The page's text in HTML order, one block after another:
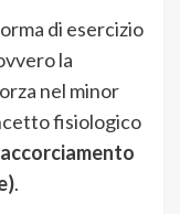
di esercizio
la
nel minor
fisiologico
.